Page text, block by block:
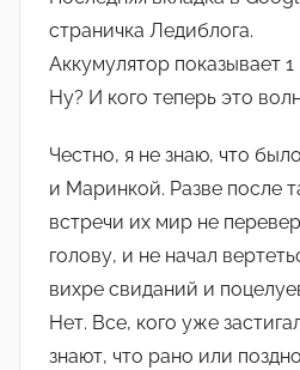
страничка Ледиблога.
Аккумулятор показывает 1
Ну? И кого теперь это
Честно, я не знаю, что
и Маринкой. Разве после
встречи их мир не
голову, и не начал
вихре свиданий и
Нет. Все, кого уже
знают, что рано или